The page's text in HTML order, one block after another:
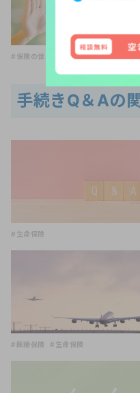
#保険の世界は複雑 #保険の見直し
手続きQ＆Aの
#生命保険
#医療保険 #生命保険